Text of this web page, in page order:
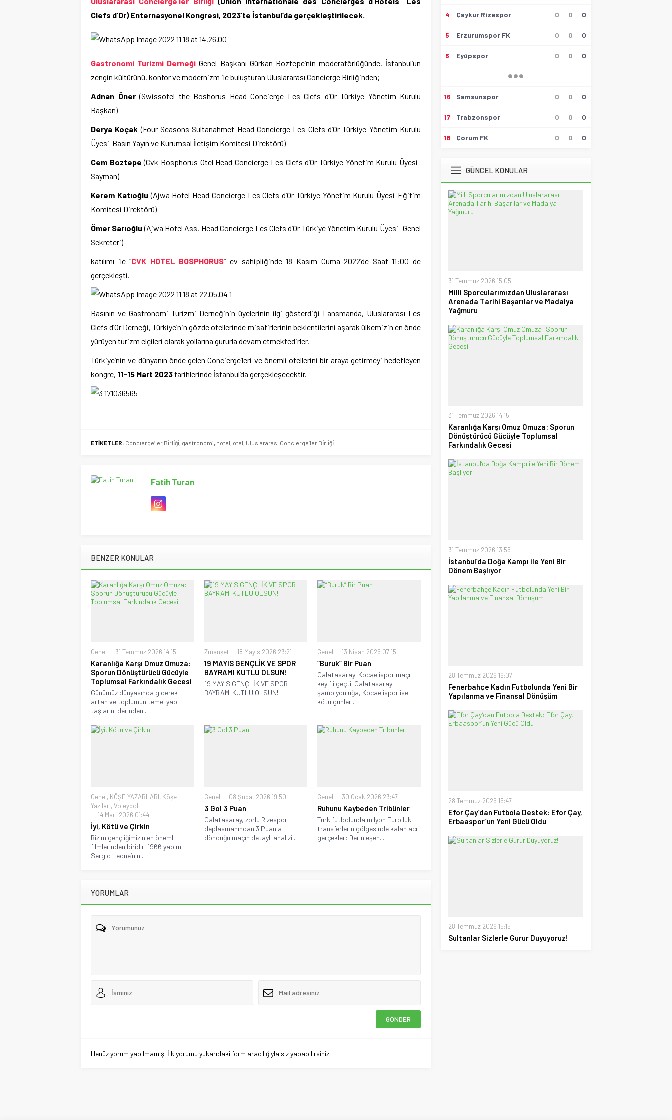
Clefs d’Or) Enternasyonel Kongresi, 2023’te İstanbul’da gerçekleştirilecek.
Gastronomi Turizmi Derneği Genel Başkanı Gürkan Boztepe’nin moderatörlüğünde, İstanbul’un
zengin kültürünü, konfor ve modernizm ile buluşturan Uluslararası Concierge Birliğinden;
Adnan Öner(Swissotel the Boshorus Head Concierge Les Clefs d’Or Türkiye Yönetim Kurulu
Başkan)
Derya Koçak(Four Seasons Sultanahmet Head Concierge Les Clefs d’Or Türkiye Yönetim Kurulu
Üyesi-Basın Yayın ve Kurumsal İletişim Komitesi Direktörü)
Cem Boztepe(Cvk Bosphorus Otel Head Concierge Les Clefs d’Or Türkiye Yönetim Kurulu Üyesi-
Sayman)
Kerem Katıoğlu(Ajwa Hotel Head Concierge Les Clefs d’Or Türkiye Yönetim Kurulu Üyesi-Eğitim
Komitesi Direktörü)
Ömer Sarıoğlu(Ajwa Hotel Ass. Head Concierge Les Clefs d’Or Türkiye Yönetim Kurulu Üyesi- Genel
Sekreteri)
katılımı ile “CVK HOTEL BOSPHORUS” ev sahipliğinde 18 Kasım Cuma 2022’de Saat 11:00 de
gerçekleşti.
Basının ve Gastronomi Turizmi Derneğinin üyelerinin ilgi gösterdiği Lansmanda, Uluslararası Les
Clefs d’Or Derneği, Türkiye’nin gözde otellerinde misafirlerinin beklentilerini aşarak ülkemizin en önde
yürüyen turizm elçileri olarak yollarına gururla devam etmektedirler.
Türkiye’nin ve dünyanın önde gelen Concierge’leri ve önemli otellerini bir araya getirmeyi hedefleyen
kongre, 11-15 Mart 2023tarihlerinde İstanbul’da gerçekleşecektir.
ETİKETLER: Concıerge’ler Bı̇rlı̇ğı̇, gastronomi, hotel, otel, Uluslararası Concıerge’ler Bı̇rlı̇ğı̇
Fatih Turan
BENZER KONULAR
Genel 31 Temmuz 2026 14:15
Karanlığa Karşı Omuz Omuza:
Sporun Dönüştürücü Gücüyle
Toplumsal Farkındalık Gecesi
Günümüz dünyasında giderek
artan ve toplumun temel yapı
taşlarını derinden...
Zmanşet 18 Mayıs 2026 23:21
19 MAYIS GENÇLİK VE SPOR
BAYRAMI KUTLU OLSUN!
19 MAYIS GENÇLİK VE SPOR
BAYRAMI KUTLU OLSUN!
Genel 13 Nisan 2026 07:15
“Buruk” Bir Puan
Galatasaray-Kocaelispor maçı
keyifli geçti. Galatasaray
şampiyonluğa, Kocaelispor ise
kötü günler...
Genel, KÖŞE YAZARLARI, Köşe
Yazıları, Voleybol
14 Mart 2026 01:44
İyi, Kötü ve Çirkin
Bizim gençliğimizin en önemli
filmlerinden biridir. 1966 yapımı
Sergio Leone’nin...
Genel 08 Şubat 2026 19:50
3 Gol 3 Puan
Galatasaray, zorlu Rizespor
deplasmanından 3 Puanla
döndüğü maçın detaylı analizi...
Genel 30 Ocak 2026 23:47
Ruhunu Kaybeden Tribünler
Türk futbolunda milyon Euro'luk
transferlerin gölgesinde kalan acı
gerçekler: Derinleşen...
YORUMLAR
Henüz yorum yapılmamış. İlk yorumu yukarıdaki form aracılığıyla siz yapabilirsiniz.
Hüseyin Tokmak
17 Mayıs 2026 23:00
Yönetecek Hakemler Belli
UEFA Son 16 Turu’nda
Atatürk’ün Kızları
28 Temmuz 2026 12:40
Spor Meydanı
Ufuk Ağca
“Şampiyon” Galatasaray
4 Çaykur Rizespor 0 0 0
5 Erzurumspor FK 0 0 0
6 Eyüpspor 0 0 0
16 Samsunspor 0 0 0
17 Trabzonspor 0 0 0
18 Çorum FK 0 0 0
GÜNCEL KONULAR
31 Temmuz 2026 15:05
Milli Sporcularımızdan Uluslararası
Arenada Tarihi Başarılar ve Madalya
Yağmuru
31 Temmuz 2026 14:15
Karanlığa Karşı Omuz Omuza: Sporun
Dönüştürücü Gücüyle Toplumsal
Farkındalık Gecesi
31 Temmuz 2026 13:55
İstanbul’da Doğa Kampı ile Yeni Bir
Dönem Başlıyor
28 Temmuz 2026 16:07
Fenerbahçe Kadın Futbolunda Yeni Bir
Yapılanma ve Finansal Dönüşüm
28 Temmuz 2026 15:47
Efor Çay’dan Futbola Destek: Efor Çay,
Erbaaspor’un Yeni Gücü Oldu
28 Temmuz 2026 15:15
Sultanlar Sizlerle Gurur Duyuyoruz!